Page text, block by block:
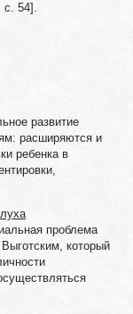
c. 54].
развитие
расширяются и
ребенка в
проблема
который